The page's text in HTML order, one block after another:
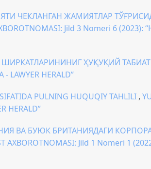
ЧЕКЛАНГАН ЖАМИЯТЛАР
Jild 3 Nomeri 6
ҲУҚУҚИЙ
HERALD”
PULNING HUQUQIY TAHLILI ,
ВА БУЮК БРИТАНИЯДАГИ
AXBOROTNOMASI: Jild 1 Nomeri